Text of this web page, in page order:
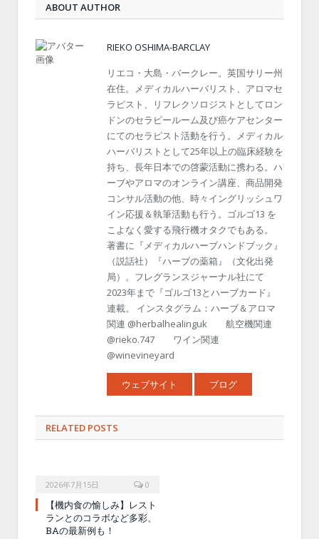
ABOUT AUTHOR
RIEKO OSHIMA-BARCLAY
リエコ・大島・バークレー。英国サリー州
在住。メディカルハーバリスト、アロマセ
ラピスト、リフレクソロジストとしてロン
ドンのセラピールーム及び癌ケアセンター
にてのセラピスト活動を行う。メディカル
ハーバリストとして25年以上の臨床経験を
持ち、長年日本での啓蒙活動に携わる。ハ
ーブやアロマのオンライン講座、商品開発
コンサル活動の他、時々イングリッシュワ
イン応援＆執筆活動も行う。ゴルゴ13 を
こよなく愛する飛行機オタクでもある。
著書に『メディカルハーブハンドブック』
（説話社）『ハーブの薬箱』（文化出発
局）。フレグランスジャーナル社にて
2023年まで『ゴルゴ13とハーブカード』
連載。 インスタグラム：ハーブ＆アロマ
関連 @herbalhealinguk 航空機関連
@rieko.747 ワイン関連
@winevineyard
ウェブサイト ブログ
RELATED POSTS
2026年7月15日 0
【機内食の愉しみ】レスト
ランとのコラボなど多彩、
BAの最新例も！